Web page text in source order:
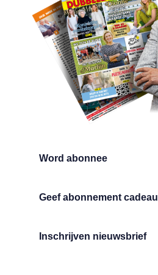
Word abonnee
Geef abonnement cadeau
Inschrijven nieuwsbrief